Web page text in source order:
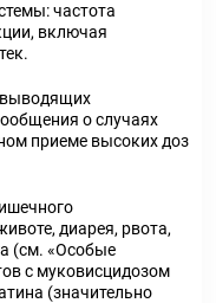
частота
включая
о случаях
приеме высоких доз
диарея, рвота,
(см. «Особые
с муковисцидозом
(значительно